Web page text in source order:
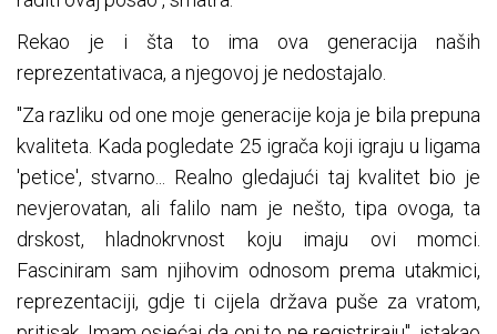
Rekao je i šta to ima ova generacija naših
reprezentativaca, a njegovoj je nedostajalo.
"Za razliku od one moje generacije koja je bila prepuna
kvaliteta. Kada pogledate 25 igrača koji igraju u ligama
'petice', stvarno... Realno gledajući taj kvalitet bio je
nevjerovatan, ali falilo nam je nešto, tipa ovoga, ta
drskost, hladnokrvnost koju imaju ovi momci.
Fasciniram sam njihovim odnosom prema utakmici,
reprezentaciji, gdje ti cijela država puše za vratom,